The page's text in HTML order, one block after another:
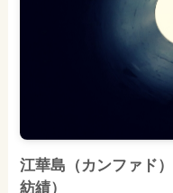
江華島（カンファド
紡績）